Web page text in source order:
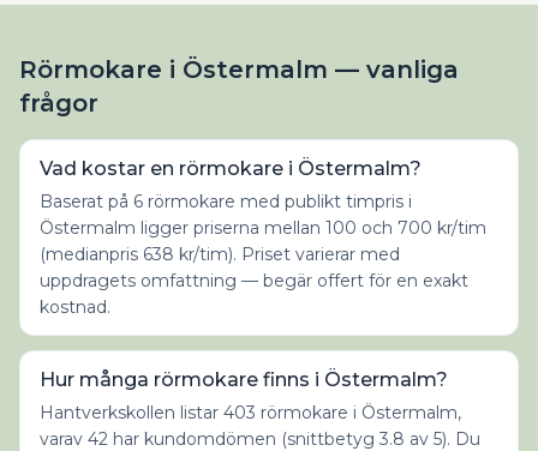
Rörmokare i Östermalm — vanliga
frågor
Vad kostar en rörmokare i Östermalm?
Baserat på 6 rörmokare med publikt timpris i
Östermalm ligger priserna mellan 100 och 700 kr/tim
(medianpris 638 kr/tim). Priset varierar med
uppdragets omfattning — begär offert för en exakt
kostnad.
Hur många rörmokare finns i Östermalm?
Hantverkskollen listar 403 rörmokare i Östermalm,
varav 42 har kundomdömen (snittbetyg 3.8 av 5). Du